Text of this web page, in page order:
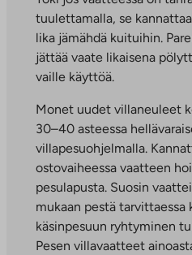
tuulettamalla, se
lika jämähdä kuituihin.
jättää vaate likaisena
vaille käyttöä.
Monet uudet villaneuleet
30–40 asteessa
villapesuohjelmalla.
ostovaiheessa vaatteen
pesulapusta. Suosin
mukaan pestä tarvittaessa
käsinpesuun ryhtyminen
Pesen villavaatteet